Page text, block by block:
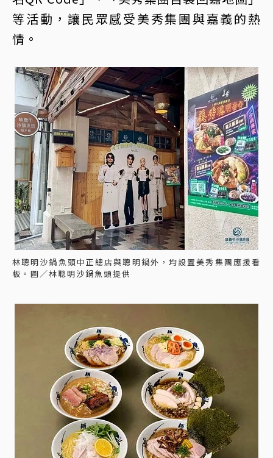
等活動，讓民眾感受美秀集團與嘉義的熱
情。
林聰明沙鍋魚頭中正總店與聰明鍋外，均設置美秀集團應援看
板。圖／林聰明沙鍋魚頭提供